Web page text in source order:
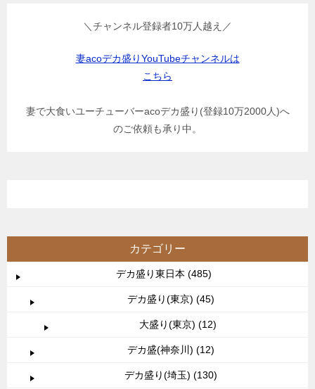
＼チャンネル登録者10万人越え／
妻acoデカ盛りYouTubeチャンネルは
こちら
妻で大食いユーチューバーacoデカ盛り(登録10万2000人)へ
のご依頼も承り中。
カテゴリー
デカ盛り東日本 (485)
デカ盛り(東京) (45)
大盛り(東京) (12)
デカ盛(神奈川) (12)
デカ盛り(埼玉) (130)